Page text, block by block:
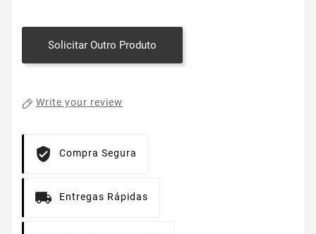
Solicitar Outro Produto
Write your review
Compra Segura
Entregas Rápidas